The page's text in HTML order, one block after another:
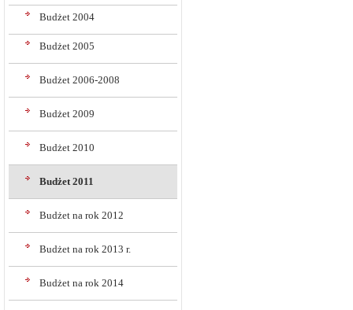
Budżet 2004
Budżet 2005
Budżet 2006-2008
Budżet 2009
Budżet 2010
Budżet 2011
Budżet na rok 2012
Budżet na rok 2013 r.
Budżet na rok 2014